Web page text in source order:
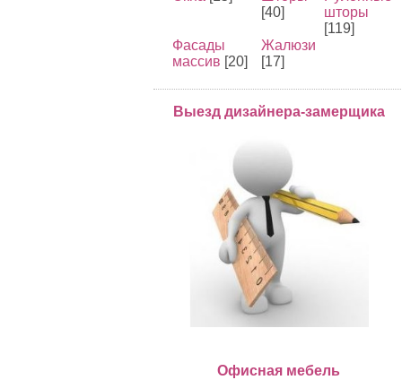
[40]
шторы
[119]
Фасады
массив [20]
Жалюзи
[17]
Выезд дизайнера-замерщика
Офисная мебель